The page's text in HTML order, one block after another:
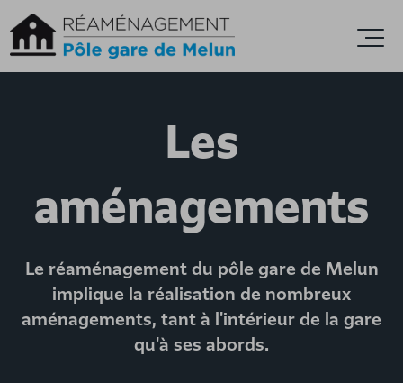
Accèder directement au contenu
Les
aménagements
Le réaménagement du pôle gare de Melun
implique la réalisation de nombreux
aménagements, tant à l'intérieur de la gare
qu'à ses abords.